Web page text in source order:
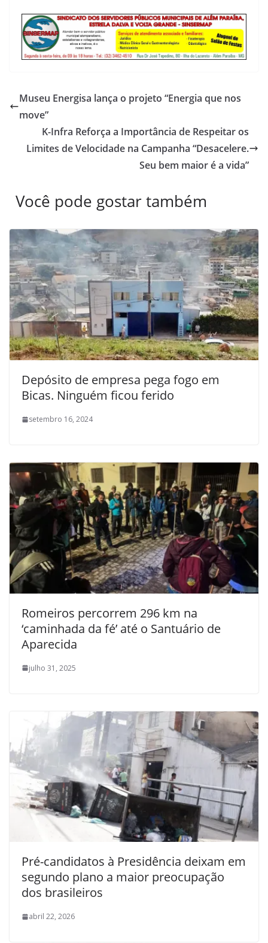
Museu Energisa lança o projeto “Energia que nos
move”
K-Infra Reforça a Importância de Respeitar os
Limites de Velocidade na Campanha “Desacelere.
Seu bem maior é a vida”
Você pode gostar também
Depósito de empresa pega fogo em
Bicas. Ninguém ficou ferido
setembro 16, 2024
Romeiros percorrem 296 km na
‘caminhada da fé’ até o Santuário de
Aparecida
julho 31, 2025
Pré-candidatos à Presidência deixam em
segundo plano a maior preocupação
dos brasileiros
abril 22, 2026